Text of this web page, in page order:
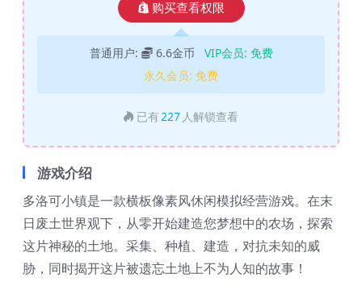
购买查看权限
普通用户: 6.6金币 VIP会员: 免费
永久会员: 免费
已有227 人解锁查看
游戏介绍
多洛可小镇是一款横板像素风休闲模拟经营游戏。在末
日废土世界观下，从零开始建造您梦想中的农场，探索
这片神秘的土地。采集、种植、建造，对抗未知的威
胁，同时揭开这片被遗忘土地上不为人知的故事！